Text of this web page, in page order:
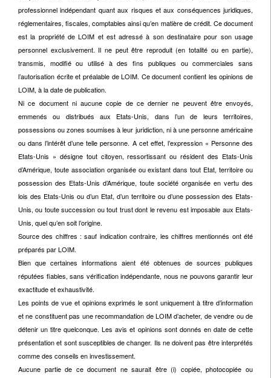
professionnel indépendant quant aux risques et aux conséquences juridiques,
réglementaires, fiscales, comptables ainsi qu’en matière de crédit. Ce document
est la propriété de LOIM et est adressé à son destinataire pour son usage
personnel exclusivement. Il ne peut être reproduit (en totalité ou en partie),
transmis, modifié ou utilisé à des fins publiques ou commerciales sans
l’autorisation écrite et préalable de LOIM. Ce document contient les opinions de
LOIM, à la date de publication.
Ni ce document ni aucune copie de ce dernier ne peuvent être envoyés,
emmenés ou distribués aux Etats-Unis, dans l’un de leurs territoires,
possessions ou zones soumises à leur juridiction, ni à une personne américaine
ou dans l’intérêt d’une telle personne. A cet effet, l’expression « Personne des
Etats-Unis » désigne tout citoyen, ressortissant ou résident des Etats-Unis
d’Amérique, toute association organisée ou existant dans tout Etat, territoire ou
possession des Etats-Unis d’Amérique, toute société organisée en vertu des
lois des Etats-Unis ou d’un Etat, d’un territoire ou d’une possession des Etats-
Unis, ou toute succession ou tout trust dont le revenu est imposable aux Etats-
Unis, quel qu’en soit l’origine.
Source des chiffres : sauf indication contraire, les chiffres mentionnés ont été
préparés par LOIM.
Bien que certaines informations aient été obtenues de sources publiques
réputées fiables, sans vérification indépendante, nous ne pouvons garantir leur
exactitude et exhaustivité.
Les points de vue et opinions exprimés le sont uniquement à titre d’information
et ne constituent pas une recommandation de LOIM d’acheter, de vendre ou de
détenir un titre quelconque. Les avis et opinions sont donnés en date de cette
présentation et sont susceptibles de changer. Ils ne doivent pas être interprétés
comme des conseils en investissement.
Aucune partie de ce document ne saurait être (i) copiée, photocopiée ou